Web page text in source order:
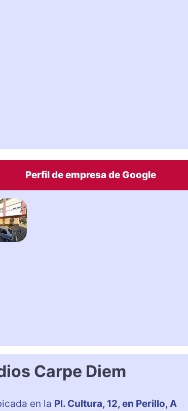
Perfil de empresa de Google
Carpe Diem
en la Pl. Cultura, 12, en Perillo, A